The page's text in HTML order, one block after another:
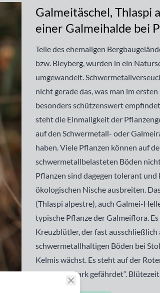
Galmeitäschel, Thlaspi
einer Galmeihalde bei
Teile des ehemaligen
bzw. Bleyberg, wurden in ein
umgewandelt.
nicht gerade das, was man im
besonders schützenswert
steht die Einmaligkeit der
auf den Schwermetall- oder
haben. Viele Pflanzen können auf
schwermetallbelasteten Böden
Pflanzen sind dagegen tolerant und
ökologischen Nische ausbreiten.
(Thlaspi alpestre), auch Galmei-
typische Pflanze der Galmeiflora.
Kreuzblütler, der fast ausschließlich
schwermetallhaltigen Böden bei
Kelmis wächst. Es steht auf der
Arten als „stark gefährdet“.